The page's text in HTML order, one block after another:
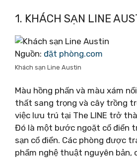
1. KHÁCH SẠN LINE
Nguồn: đặt phòng.com
Khách sạn Line Austin
Màu hồng phấn và màu xám
thất sang trọng và cây trồng
việc lưu trú tại The LINE trở
Đó là một bước ngoặt cổ điển
sạn cổ điển. Các phòng được
phẩm nghệ thuật nguyên bản,